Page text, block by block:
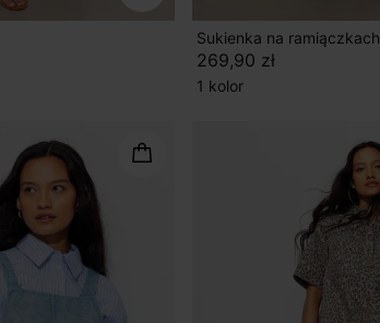
Sukienka na ramiączkach
269,90 zł
1 kolor